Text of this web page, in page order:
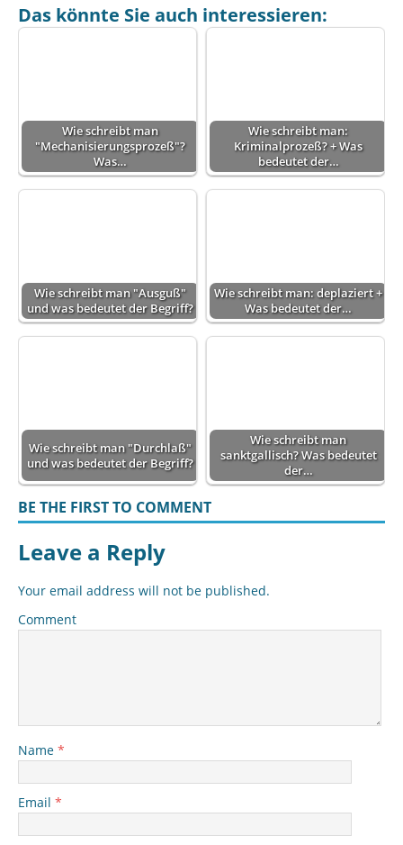
Das könnte Sie auch interessieren:
Wie schreibt man
"Mechanisierungsprozeß"?
Was…
Wie schreibt man:
Kriminalprozeß? + Was
bedeutet der…
Wie schreibt man "Ausguß"
und was bedeutet der Begriff?
Wie schreibt man: deplaziert +
Was bedeutet der…
Wie schreibt man "Durchlaß"
und was bedeutet der Begriff?
Wie schreibt man
sanktgallisch? Was bedeutet
der…
BE THE FIRST TO COMMENT
Leave a Reply
Your email address will not be published.
Comment
Name *
Email *